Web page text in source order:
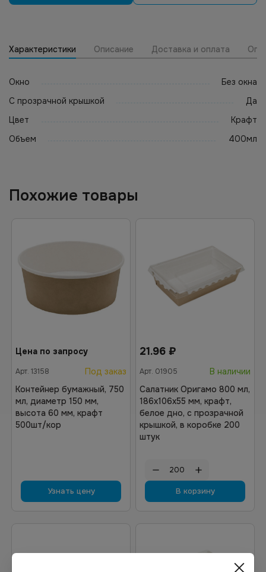
Характеристики Описание Доставка и оплата
Окно
Без окна
С прозрачной крышкой
Да
Цвет
Крафт
Объем
400мл
Похожие товары
Цена по запросу
Арт. 13158
Под заказ
Контейнер бумажный, 750
мл, диаметр 150 мм,
высота 60 мм, крафт
500шт/кор
Узнать цену
21.96 ₽
Арт. 01905
В наличии
Салатник Оригамо 800 мл,
186х106х55 мм, крафт,
белое дно, с прозрачной
крышкой, в коробке 200
штук
В корзину